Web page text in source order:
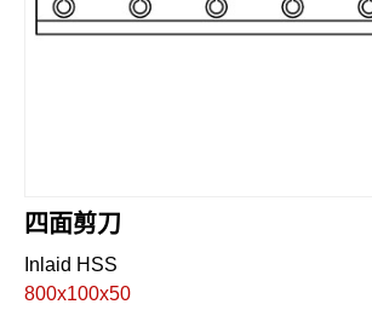
四面剪刀
Inlaid HSS
800x100x50